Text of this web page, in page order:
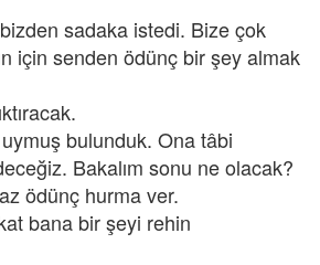
sadaka istedi. Bize çok
için senden ödünç bir şey almak
bulunduk. Ona tâbi
Bakalım sonu ne olacak?
ödünç hurma ver.
bana bir şeyi rehin